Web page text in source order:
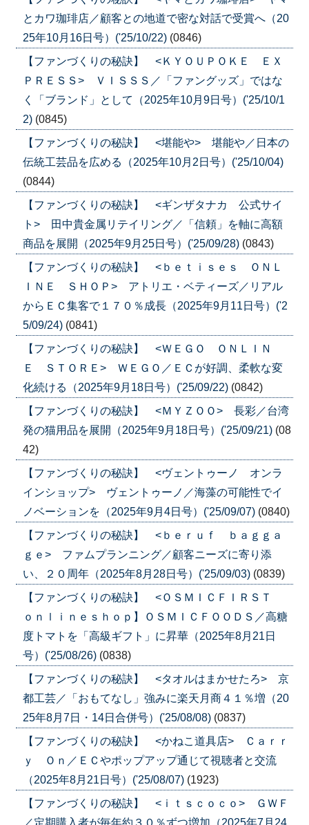
とカワ珈琲店／顧客との地道で密な対話で受賞へ（20
25年10月16日号）('25/10/22) (0846)
【ファンづくりの秘訣】 <ＫＹＯＵＰＯＫＥ ＥＸ
ＰＲＥＳＳ> ＶＩＳＳＳ／「ファングッズ」ではな
く「ブランド」として（2025年10月9日号）('25/10/1
2) (0845)
【ファンづくりの秘訣】 <堪能や> 堪能や／日本の
伝統工芸品を広める（2025年10月2日号）('25/10/04)
(0844)
【ファンづくりの秘訣】 <ギンザタナカ 公式サイ
ト> 田中貴金属リテイリング／「信頼」を軸に高額
商品を展開（2025年9月25日号）('25/09/28) (0843)
【ファンづくりの秘訣】 <ｂｅｔｉｓｅｓ ＯＮＬ
ＩＮＥ ＳＨＯＰ> アトリエ・ベティーズ／リアル
からＥＣ集客で１７０％成長（2025年9月11日号）('2
5/09/24) (0841)
【ファンづくりの秘訣】 <ＷＥＧＯ ＯＮＬＩＮ
Ｅ ＳＴＯＲＥ> ＷＥＧＯ／ＥＣが好調、柔軟な変
化続ける（2025年9月18日号）('25/09/22) (0842)
【ファンづくりの秘訣】 <ＭＹＺＯＯ> 長彩／台湾
発の猫用品を展開（2025年9月18日号）('25/09/21) (08
42)
【ファンづくりの秘訣】 <ヴェントゥーノ オンラ
インショップ> ヴェントゥーノ／海藻の可能性でイ
ノベーションを（2025年9月4日号）('25/09/07) (0840)
【ファンづくりの秘訣】 <ｂｅｒｕｆ ｂａｇｇａ
ｇｅ> ファムプランニング／顧客ニーズに寄り添
い、２０周年（2025年8月28日号）('25/09/03) (0839)
【ファンづくりの秘訣】 <ＯＳＭＩＣＦＩＲＳＴ
ｏｎｌｉｎｅｓｈｏｐ】ＯＳＭＩＣＦＯＯＤＳ／高糖
度トマトを「高級ギフト」に昇華（2025年8月21日
号）('25/08/26) (0838)
【ファンづくりの秘訣】 <タオルはまかせたろ> 京
都工芸／「おもてなし」強みに楽天月商４１％増（20
25年8月7日・14日合併号）('25/08/08) (0837)
【ファンづくりの秘訣】 <かねこ道具店> Ｃａｒｒ
ｙ Ｏｎ／ＥＣやポップアップ通じて視聴者と交流
（2025年8月21日号）('25/08/07) (1923)
【ファンづくりの秘訣】 <ｉｔｓｃｏｃｏ> ＧＷＦ
／定期購入者が毎年約３０％ずつ増加（2025年7月24